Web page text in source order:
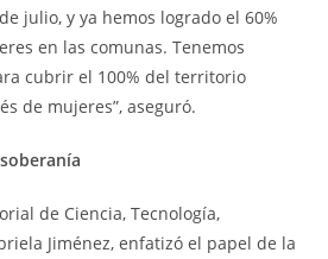
julio, y ya hemos logrado el 60%
en las comunas. Tenemos
cubrir el 100% del territorio
de mujeres”, aseguró.
de Ciencia, Tecnología,
Jiménez, enfatizó el papel de la